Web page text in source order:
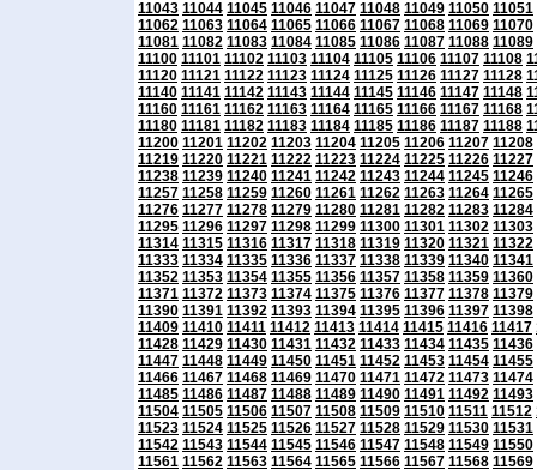
11043 11044 11045 11046 11047 11048 11049 11050 11051
11062 11063 11064 11065 11066 11067 11068 11069 11070
11081 11082 11083 11084 11085 11086 11087 11088 11089
11100 11101 11102 11103 11104 11105 11106 11107 11108
11120 11121 11122 11123 11124 11125 11126 11127 11128
11140 11141 11142 11143 11144 11145 11146 11147 11148
11160 11161 11162 11163 11164 11165 11166 11167 11168
11180 11181 11182 11183 11184 11185 11186 11187 11188
11200 11201 11202 11203 11204 11205 11206 11207 11208
11219 11220 11221 11222 11223 11224 11225 11226 11227
11238 11239 11240 11241 11242 11243 11244 11245 11246
11257 11258 11259 11260 11261 11262 11263 11264 11265
11276 11277 11278 11279 11280 11281 11282 11283 11284
11295 11296 11297 11298 11299 11300 11301 11302 11303
11314 11315 11316 11317 11318 11319 11320 11321 11322
11333 11334 11335 11336 11337 11338 11339 11340 11341
11352 11353 11354 11355 11356 11357 11358 11359 11360
11371 11372 11373 11374 11375 11376 11377 11378 11379
11390 11391 11392 11393 11394 11395 11396 11397 11398
11409 11410 11411 11412 11413 11414 11415 11416 11417
11428 11429 11430 11431 11432 11433 11434 11435 11436
11447 11448 11449 11450 11451 11452 11453 11454 11455
11466 11467 11468 11469 11470 11471 11472 11473 11474
11485 11486 11487 11488 11489 11490 11491 11492 11493
11504 11505 11506 11507 11508 11509 11510 11511 11512
11523 11524 11525 11526 11527 11528 11529 11530 11531
11542 11543 11544 11545 11546 11547 11548 11549 11550
11561 11562 11563 11564 11565 11566 11567 11568 11569